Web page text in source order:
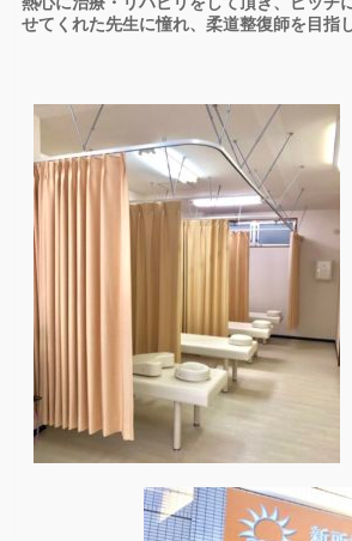
せてくれた先生に憧れ、柔道整復師を目指